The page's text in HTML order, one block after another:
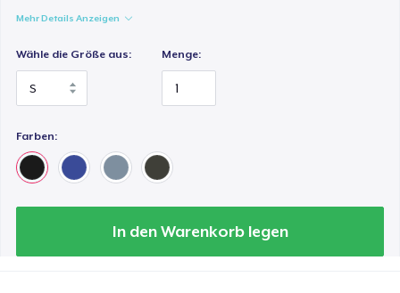
Mehr Details Anzeigen
Wähle die Größe aus: Menge:
Farben:
In den Warenkorb legen